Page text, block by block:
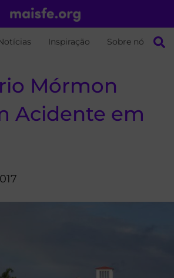
Inspiração Sobre nós
Mórmon
Acidente em